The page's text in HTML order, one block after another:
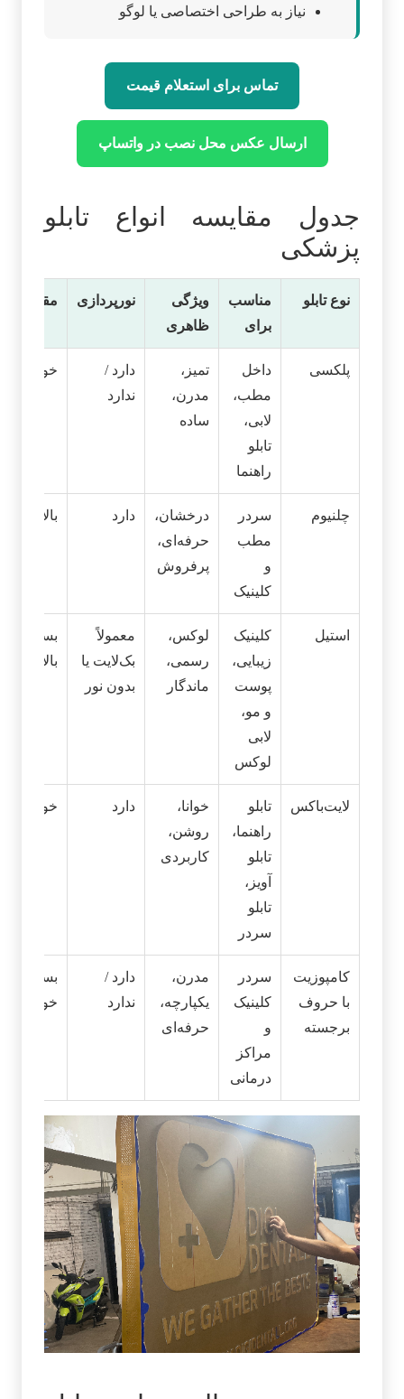
نیاز به طراحی اختصاصی یا لوگو
تماس برای استعلام قیمت
ارسال عکس محل نصب در واتساپ
جدول مقایسه انواع تابلو
پزشکی
نوع تابلو
مناسب
برای
ویژگی
ظاهری
نورپردازی مقاومت
پلکسی
داخل
مطب،
لابی،
تابلو
راهنما
تمیز،
مدرن،
ساده
دارد /
ندارد
خوب
چلنیوم
سردر
مطب
و
کلینیک
درخشان،
حرفه‌ای،
پرفروش
دارد بالا
استیل
کلینیک
زیبایی،
پوست
و مو،
لابی
لوکس
لوکس،
رسمی،
ماندگار
معمولاً
بک‌لایت یا
بدون نور
بسیار
بالا
لایت‌باکس
تابلو
راهنما،
تابلو
آویز،
تابلو
سردر
خوانا،
روشن،
کاربردی
دارد خوب
کامپوزیت
با حروف
برجسته
سردر
کلینیک
و
مراکز
درمانی
مدرن،
یکپارچه،
حرفه‌ای
دارد /
ندارد
بسیار
خوب